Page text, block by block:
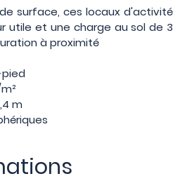
de surface, ces locaux d'activité
utile et une charge au sol de 3
à proximité
m